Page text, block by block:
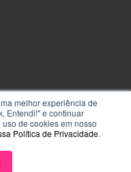
melhor experiência de
Entendi!" e continuar
de cookies em nosso
Política de Privacidade.